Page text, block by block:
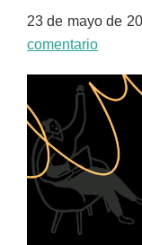
23 de mayo de
comentario